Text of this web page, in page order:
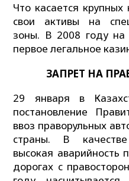
Что касается
свои активы на
зоны. В 2008 году на
первое легальное
ЗАПРЕТ НА
29 января в
постановление
ввоз праворульных
страны. В
высокая аварийность
дорогах с